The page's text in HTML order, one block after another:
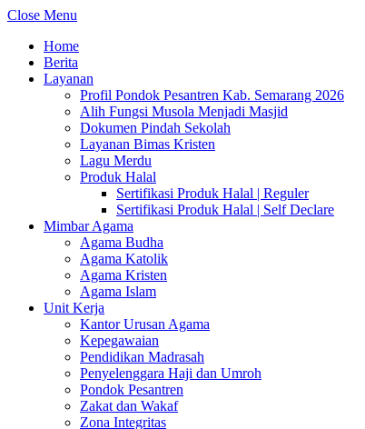
Close Menu
Home
Berita
Layanan
Profil Pondok Pesantren Kab. Semarang 2026
Alih Fungsi Musola Menjadi Masjid
Dokumen Pindah Sekolah
Layanan Bimas Kristen
Lagu Merdu
Produk Halal
Sertifikasi Produk Halal | Reguler
Sertifikasi Produk Halal | Self Declare
Mimbar Agama
Agama Budha
Agama Katolik
Agama Kristen
Agama Islam
Unit Kerja
Kantor Urusan Agama
Kepegawaian
Pendidikan Madrasah
Penyelenggara Haji dan Umroh
Pondok Pesantren
Zakat dan Wakaf
Zona Integritas